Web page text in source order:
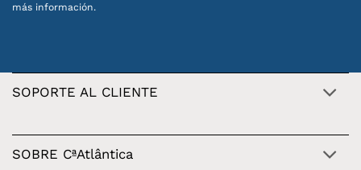
más información.
SOPORTE AL CLIENTE
SOBRE CªAtlântica